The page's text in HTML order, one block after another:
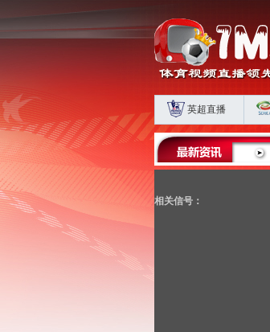
英超直播
五连平藏肋部危机 海港申花双败揭扣分时代生存
相关信号：